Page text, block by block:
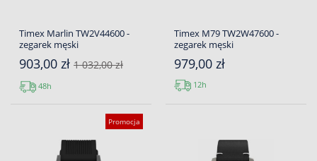
Timex Marlin TW2V44600 -
zegarek męski
903,00 zł 1 032,00 zł
48h
Timex M79 TW2W47600 -
zegarek męski
979,00 zł
12h
Promocja